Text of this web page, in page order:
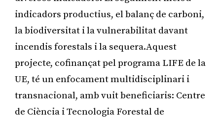
indicadors productius, el balanç de carboni,
la biodiversitat i la vulnerabilitat davant
incendis forestals i la sequera.Aquest
projecte, cofinançat pel programa LIFE de la
UE, té un enfocament multidisciplinari i
transnacional, amb vuit beneficiaris: Centre
de Ciència i Tecnologia Forestal de